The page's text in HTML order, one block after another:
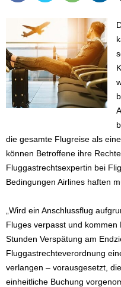
die gesamte Flugreise als
können Betroffene ihre
Fluggastrechtsexpertin bei
Bedingungen Airlines haften
„Wird ein Anschlussflug
Fluges verpasst und
Stunden Verspätung am
Fluggastrechteverordnung
verlangen – vorausgesetzt,
einheitliche Buchung